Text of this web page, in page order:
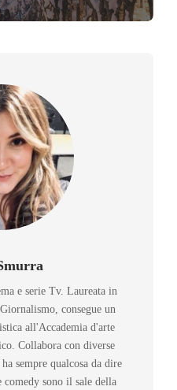
e serie Tv. Laureata in
consegue un
all'Accademia d'arte
Collabora con diverse
sempre qualcosa da dire
sono il sale della